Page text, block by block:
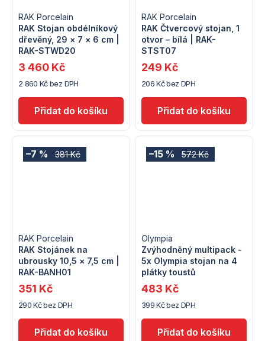
RAK Stojan obdélníkový
dřevěný, 29 × 7 × 6 cm |
RAK-STWD20
RAK Porcelain
2 860 Kč bez DPH
3 460 Kč
RAK Čtvercový stojan, 1
otvor – bílá | RAK-
STST07
RAK Porcelain
206 Kč bez DPH
249 Kč
381 Kč
–7 %
RAK Stojánek na
ubrousky 10,5 × 7,5 cm |
RAK-BANH01
RAK Porcelain
290 Kč bez DPH
351 Kč
572 Kč
–15 %
Zvýhodněný multipack -
5x Olympia stojan na 4
plátky toustů
Olympia
399 Kč bez DPH
483 Kč